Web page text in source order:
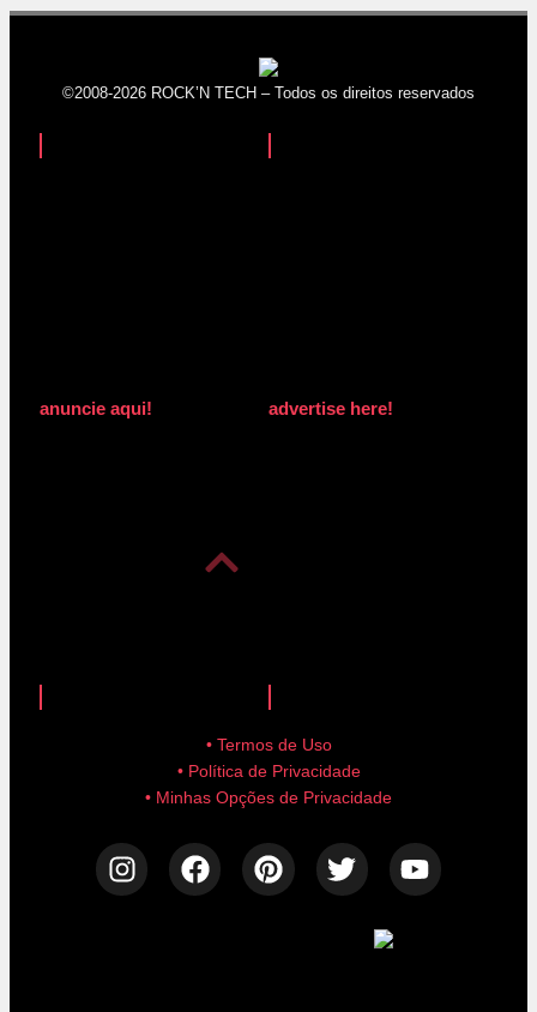
©2008-2026 ROCK’N TECH – Todos os direitos reservados
anuncie aqui! advertise here!
• Termos de Uso
• Política de Privacidade
• Minhas Opções de Privacidade